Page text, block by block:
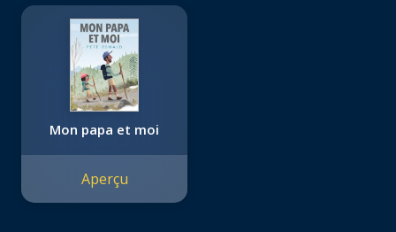
Mon papa et moi
Aperçu